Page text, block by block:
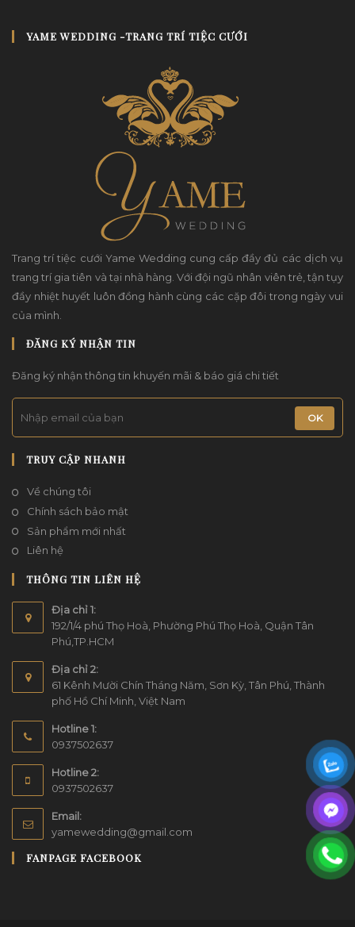
YAME WEDDING -TRANG TRÍ TIỆC CƯỚI
Trang trí tiệc cưới Yame Wedding cung cấp đầy đủ các dịch vụ
trang trí gia tiên và tại nhà hàng. Với đội ngũ nhân viên trẻ, tận tụy
đầy nhiệt huyết luôn đồng hành cùng các cặp đôi trong ngày vui
của mình.
ĐĂNG KÝ NHẬN TIN
Đăng ký nhận thông tin khuyến mãi & báo giá chi tiết
OK
TRUY CẬP NHANH
Về chúng tôi
Chính sách bảo mật
Sản phẩm mới nhất
Liên hệ
THÔNG TIN LIÊN HỆ
Địa chỉ 1:
192/1/4 phú Thọ Hoà, Phường Phú Thọ Hoà, Quận Tân
Phú,TP.HCM
Địa chỉ 2:
61 Kênh Mười Chín Tháng Năm, Sơn Kỳ, Tân Phú, Thành
phố Hồ Chí Minh, Việt Nam
Hotline 1:
0937502637
Hotline 2:
0937502637
Email:
yamewedding@gmail.com
FANPAGE FACEBOOK